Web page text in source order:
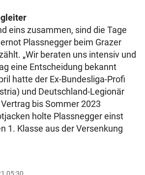
eins zusammen, sind die Tage
Plassnegger beim Grazer
„Wir beraten uns intensiv und
eine Entscheidung bekannt
hatte der Ex-Bundesliga-Profi
und Deutschland-Legionär
bis Sommer 2023
holte Plassnegger einst
1. Klasse aus der Versenkung